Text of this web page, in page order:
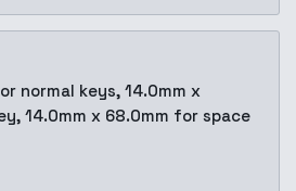
normal keys, 14.0mm x
14.0mm x 68.0mm for space